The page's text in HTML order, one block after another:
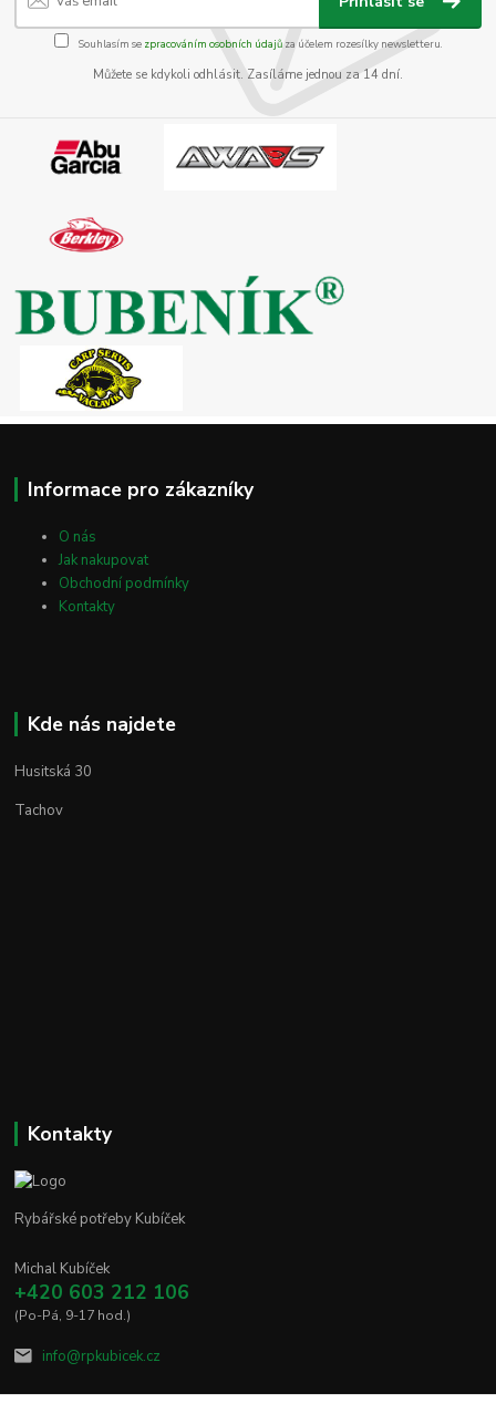
Souhlasím se zpracováním osobních údajůza účelem rozesílky newsletteru.
Můžete se kdykoli odhlásit. Zasíláme jednou za 14 dní.
Informace pro zákazníky
O nás
Jak nakupovat
Obchodní podmínky
Kontakty
Kde nás najdete
Husitská 30
Tachov
Kontakty
Rybářské potřeby Kubíček
Michal Kubíček
+420 603 212 106
(Po-Pá, 9-17 hod.)
info@rpkubicek.cz